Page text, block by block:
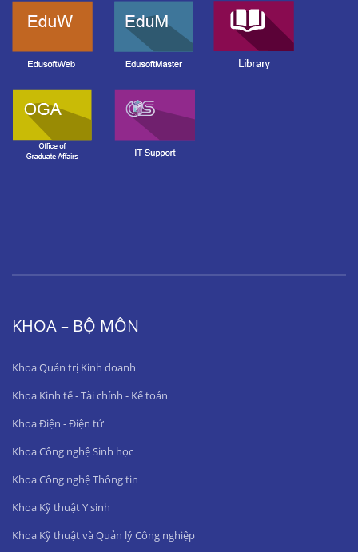
KHOA – BỘ MÔN
Khoa Quản trị Kinh doanh
Khoa Kinh tế - Tài chính - Kế toán
Khoa Điện - Điện tử
Khoa Công nghệ Sinh học
Khoa Công nghệ Thông tin
Khoa Kỹ thuật Y sinh
Khoa Kỹ thuật và Quản lý Công nghiệp